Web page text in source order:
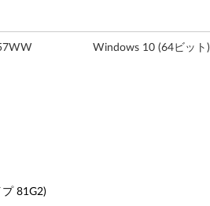
Windows 10 (64ビット)
81G2)